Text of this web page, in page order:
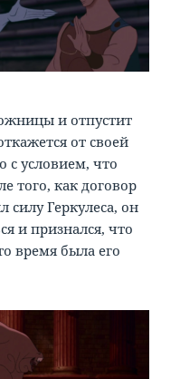
и отпустит
от своей
с условием, что
того, как договор
Геркулеса, он
и признался, что
время была его